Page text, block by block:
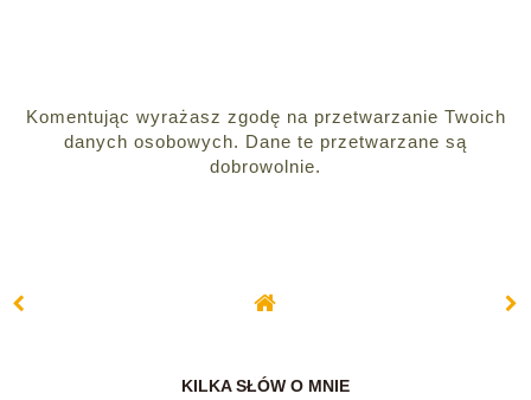
Komentując wyrażasz zgodę na przetwarzanie Twoich
danych osobowych. Dane te przetwarzane są
dobrowolnie.
KILKA SŁÓW O MNIE